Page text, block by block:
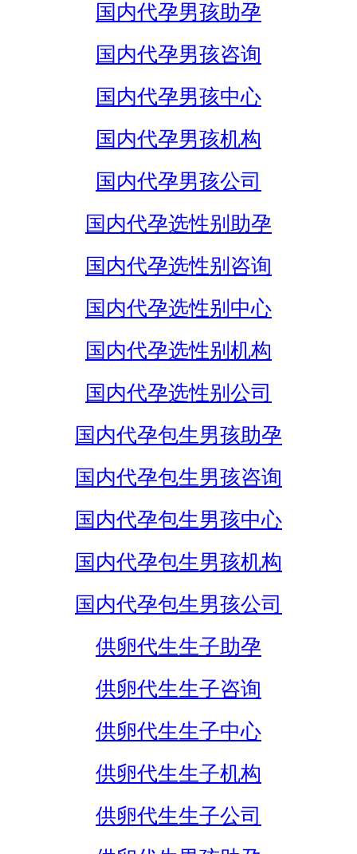
国内代孕男孩助孕
国内代孕男孩咨询
国内代孕男孩中心
国内代孕男孩机构
国内代孕男孩公司
国内代孕选性别助孕
国内代孕选性别咨询
国内代孕选性别中心
国内代孕选性别机构
国内代孕选性别公司
国内代孕包生男孩助孕
国内代孕包生男孩咨询
国内代孕包生男孩中心
国内代孕包生男孩机构
国内代孕包生男孩公司
供卵代生生子助孕
供卵代生生子咨询
供卵代生生子中心
供卵代生生子机构
供卵代生生子公司